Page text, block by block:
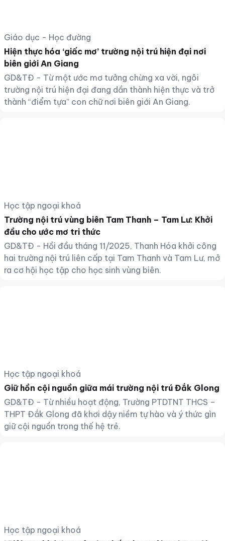
Giáo dục - Học đường
Hiện thực hóa ‘giấc mơ’ trường nội trú hiện đại nơi
biên giới An Giang
GD&TĐ - Từ một ước mơ tưởng chừng xa vời, ngôi
trường nội trú hiện đại đang dần thành hiện thực và trở
thành “điểm tựa” con chữ nơi biên giới An Giang.
Học tập ngoại khoá
Trường nội trú vùng biên Tam Thanh – Tam Lư: Khởi
đầu cho ước mơ tri thức
GD&TĐ - Hồi đầu tháng 11/2025, Thanh Hóa khởi công
hai trường nội trú liên cấp tại Tam Thanh và Tam Lư, mở
ra cơ hội học tập cho học sinh vùng biên.
Học tập ngoại khoá
Giữ hồn cội nguồn giữa mái trường nội trú Đắk Glong
GD&TĐ - Từ nhiều hoạt động, Trường PTDTNT THCS –
THPT Đắk Glong đã khơi dậy niềm tự hào và ý thức gìn
giữ cội nguồn trong thế hệ trẻ.
Học tập ngoại khoá